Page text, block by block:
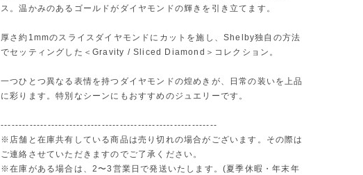
ス。温かみのあるゴールドがダイヤモンドの輝きを引き立てます。
厚さ約1mmのスライスダイヤモンドにカットを施し、Shelby独自の方法
でセッティングした＜Gravity / Sliced Diamond＞コレクション。
一つひとつ異なる表情を持つダイヤモンドの煌めきが、日常の装いを上品
に彩ります。特別なシーンにもおすすめのジュエリーです。
------------------------------------------------------------
※店舗と在庫共有している商品は売り切れの場合がございます。その際は
ご連絡させていただきますのでご了承ください。
※在庫がある場合は、2〜3営業日で発送いたします。(夏季休暇・年末年